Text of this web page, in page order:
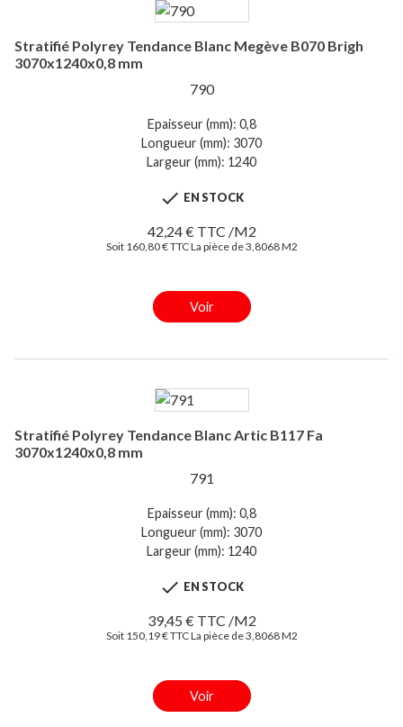
Stratifié Polyrey Tendance Blanc Megève B070 Brigh
3070x1240x0,8 mm
790
Epaisseur (mm): 0,8
Longueur (mm): 3070
Largeur (mm): 1240
 EN STOCK
42,24 € TTC /M2
Soit 160,80 € TTC La pièce de 3,8068 M2
Voir
Stratifié Polyrey Tendance Blanc Artic B117 Fa
3070x1240x0,8 mm
791
Epaisseur (mm): 0,8
Longueur (mm): 3070
Largeur (mm): 1240
 EN STOCK
39,45 € TTC /M2
Soit 150,19 € TTC La pièce de 3,8068 M2
Voir